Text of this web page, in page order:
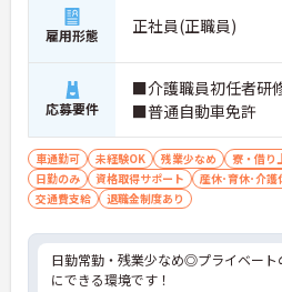
雇用形態 正社員(正職員)
応募要件
■介護職員初任者研
■普通自動車免許
車通勤可 未経験OK 残業少なめ 寮・借り
日勤のみ
資格取得サポート 産休･育休･介護
交通費支給
退職金制度あり
日勤常勤・残業少なめ◎プライベート
にできる環境です！